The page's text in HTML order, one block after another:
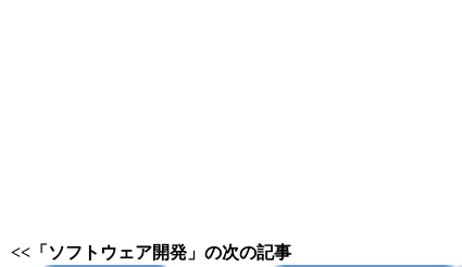
<<「ソフトウェア開発」の次の記事